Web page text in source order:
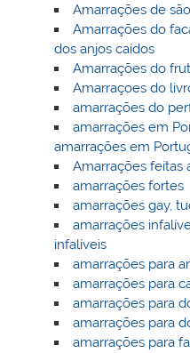
Amarrações de
Amarrações do
dos anjos caídos
Amarrações do
Amarraçoes do
amarrações do
amarrações em
amarrações em
Amarrações feitas
amarrações fortes
amarrações gay,
amarrações
infalíveis
amarrações para
amarrações para
amarrações para
amarrações para
amarrações para